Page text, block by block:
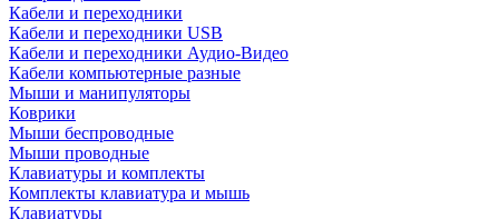
Кабели и переходники
Кабели и переходники USB
Кабели и переходники Аудио-Видео
Кабели компьютерные разные
Мыши и манипуляторы
Коврики
Мыши беспроводные
Мыши проводные
Клавиатуры и комплекты
Комплекты клавиатура и мышь
Клавиатуры